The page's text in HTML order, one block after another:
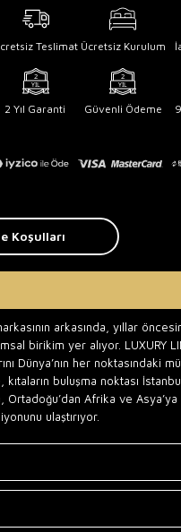
Teslimat Ücretsiz Kurulum
2 Yıl Garanti Güvenli Ödeme
Koşulları
arkasında, yıllar
birikim yer alıyor. LUXURY
Dünya’nın her noktasındaki
buluşma noktası
Ortadoğu’dan Afrika ve
ulaştırıyor.